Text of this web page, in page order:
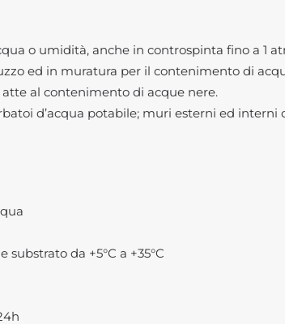
o umidità, anche in controspinta fino a 1
ed in muratura per il contenimento di
al contenimento di acque nere.
d’acqua potabile; muri esterni ed interni
da +5°C a +35°C